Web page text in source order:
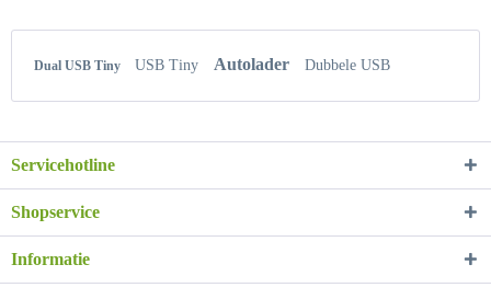
Dual USB Tiny USB Tiny Autolader Dubbele USB
Servicehotline
Shopservice
Informatie